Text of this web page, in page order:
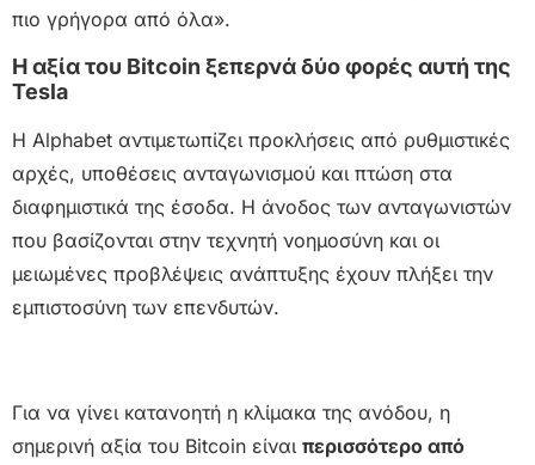
πιο γρήγορα από όλα».
Η αξία του Bitcoin ξεπερνά δύο φορές αυτή της
Tesla
Η Alphabet αντιμετωπίζει προκλήσεις από ρυθμιστικές
αρχές, υποθέσεις ανταγωνισμού και πτώση στα
διαφημιστικά της έσοδα. Η άνοδος των ανταγωνιστών
που βασίζονται στην τεχνητή νοημοσύνη και οι
μειωμένες προβλέψεις ανάπτυξης έχουν πλήξει την
εμπιστοσύνη των επενδυτών.
Για να γίνει κατανοητή η κλίμακα της ανόδου, η
σημερινή αξία του Bitcoin είναι περισσότερο από